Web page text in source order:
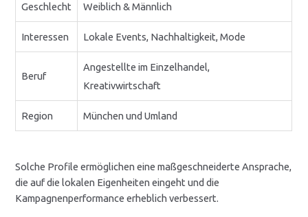
Geschlecht Weiblich & Männlich
Interessen Lokale Events, Nachhaltigkeit, Mode
Beruf
Angestellte im Einzelhandel,
Kreativwirtschaft
Region München und Umland
Solche Profile ermöglichen eine maßgeschneiderte Ansprache,
die auf die lokalen Eigenheiten eingeht und die
Kampagnenperformance erheblich verbessert.